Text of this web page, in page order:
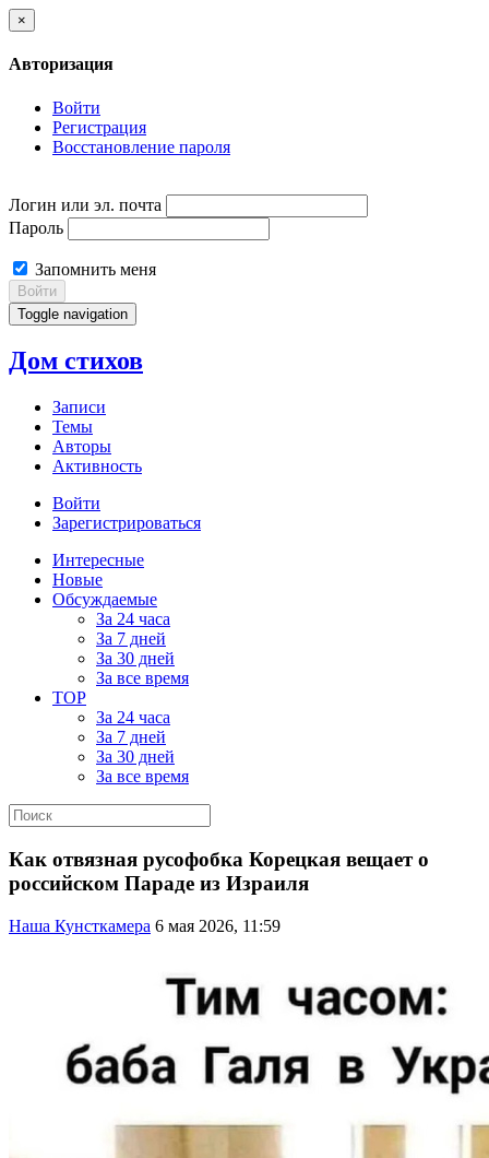
×
Авторизация
Войти
Регистрация
Восстановление пароля
Логин или эл. почта
Пароль
Запомнить меня
Войти
Toggle navigation
Дом стихов
Записи
Темы
Авторы
Активность
Войти
Зарегистрироваться
Интересные
Новые
Обсуждаемые
За 24 часа
За 7 дней
За 30 дней
За все время
TOP
За 24 часа
За 7 дней
За 30 дней
За все время
Как отвязная русофобка Корецкая вещает о
российском Параде из Израиля
Наша Кунсткамера 6 мая 2026, 11:59